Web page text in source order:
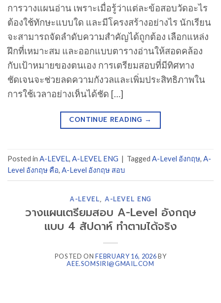
การวางแผนอ่าน เพราะเมื่อรู้ว่าแต่ละข้อสอบวัดอะไร
ต้องใช้ทักษะแบบใด และมีโครงสร้างอย่างไร นักเรียน
จะสามารถจัดลำดับความสำคัญได้ถูกต้อง เลือกแหล่ง
ฝึกที่เหมาะสม และออกแบบตารางอ่านให้สอดคล้อง
กับเป้าหมายของตนเอง การเตรียมสอบที่มีทิศทาง
ชัดเจนจะช่วยลดความกังวลและเพิ่มประสิทธิภาพใน
การใช้เวลาอย่างเห็นได้ชัด […]
CONTINUE READING →
Posted in A-LEVEL, A-LEVEL ENG | Tagged A-Level อังกฤษ, A-
Level อังกฤษ คือ, A-Level อังกฤษ สอบ
A-LEVEL, A-LEVEL ENG
วางแผนเตรียมสอบ A-Level อังกฤษ
แบบ 4 สัปดาห์ ทำตามได้จริง
POSTED ONFEBRUARY 16, 2026BY
AEE.SOMSIRI@GMAIL.COM